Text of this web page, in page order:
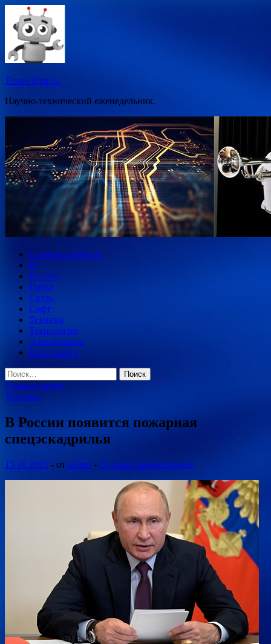
Перейти
содержимому
Техно Центр.
Научно-технический еженедельник.
Главная страница
IT
Космос
Наука
Связь
Софт
Техника
Технологии
Электроника
Карта сайта
Найти:
Главное меню
Техника
В России появится пожарная
спецэскадрилья
15.10.2021 - от admin - Оставьте комментарий